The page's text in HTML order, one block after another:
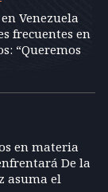
Venezuela
frecuentes en
“Queremos
en materia
De la
asuma el